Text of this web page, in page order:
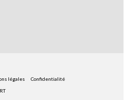
légales
Confidentialité